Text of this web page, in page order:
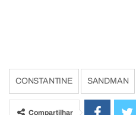
CONSTANTINE SANDMAN
Compartilhar